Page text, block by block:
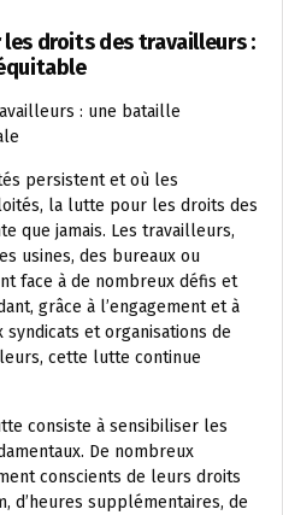
droits des travailleurs :
: une bataille
persistent et où les
la lutte pour les droits des
que jamais. Les travailleurs,
usines, des bureaux ou
face à de nombreux défis et
grâce à l’engagement et à
et organisations de
cette lutte continue
consiste à sensibiliser les
De nombreux
conscients de leurs droits
d’heures supplémentaires, de